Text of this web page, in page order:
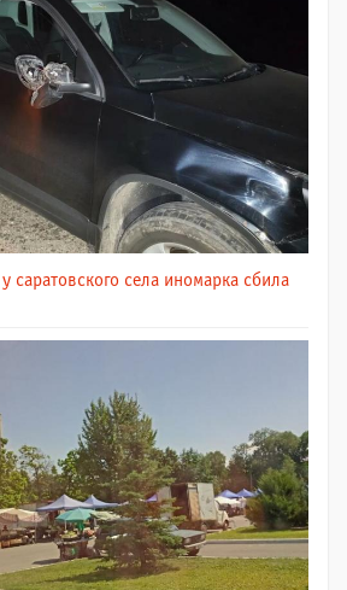
саратовского села иномарка сбила